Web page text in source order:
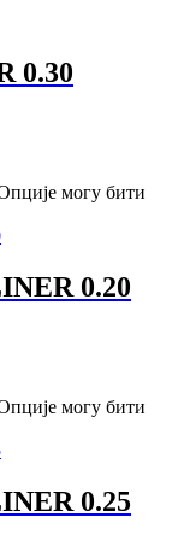
0.30
могу бити
0.20
могу бити
0.25